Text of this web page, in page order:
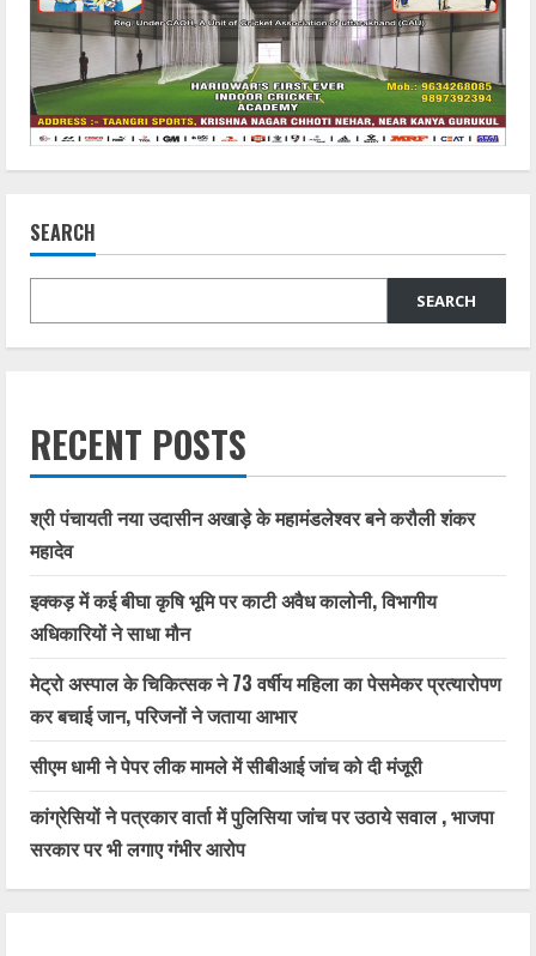
SEARCH
SEARCH
RECENT POSTS
श्री पंचायती नया उदासीन अखाड़े के महामंडलेश्वर बने करौली शंकर
महादेव
इक्कड़ में कई बीघा कृषि भूमि पर काटी अवैध कालोनी, विभागीय
अधिकारियों ने साधा मौन
मेट्रो अस्पाल के चिकित्सक ने 73 वर्षीय महिला का पेसमेकर प्रत्यारोपण
कर बचाई जान, परिजनों ने जताया आभार
सीएम धामी ने पेपर लीक मामले में सीबीआई जांच को दी मंजूरी
कांग्रेसियों ने पत्रकार वार्ता में पुलिसिया जांच पर उठाये सवाल , भाजपा
सरकार पर भी लगाए गंभीर आरोप